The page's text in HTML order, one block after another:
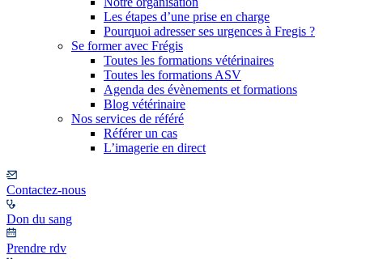
Les étapes d’une prise en charge
Pourquoi adresser ses urgences à Fregis ?
Se former avec Frégis
Toutes les formations vétérinaires
Toutes les formations ASV
Agenda des évènements et formations
Blog vétérinaire
Nos services de référé
Référer un cas
L’imagerie en direct
Contactez-nous
Don du sang
Prendre rdv